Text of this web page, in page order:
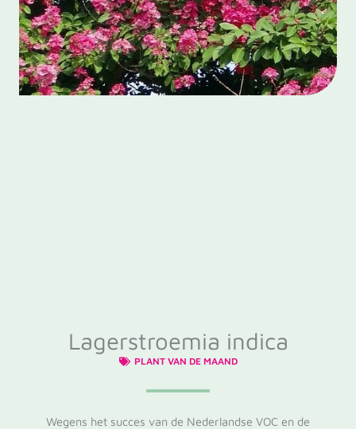
Lagerstroemia indica
PLANT VAN DE MAAND
Wegens het succes van de Nederlandse VOC en de